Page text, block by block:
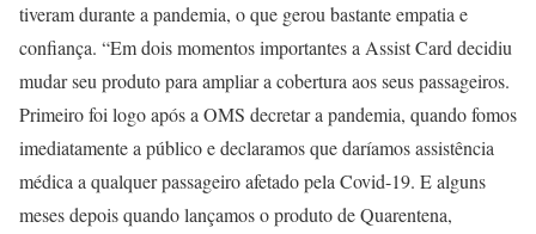
tiveram durante a pandemia, o que gerou bastante empatia e
confiança. “Em dois momentos importantes a Assist Card decidiu
mudar seu produto para ampliar a cobertura aos seus passageiros.
Primeiro foi logo após a OMS decretar a pandemia, quando fomos
imediatamente a público e declaramos que daríamos assistência
médica a qualquer passageiro afetado pela Covid-19. E alguns
meses depois quando lançamos o produto de Quarentena,